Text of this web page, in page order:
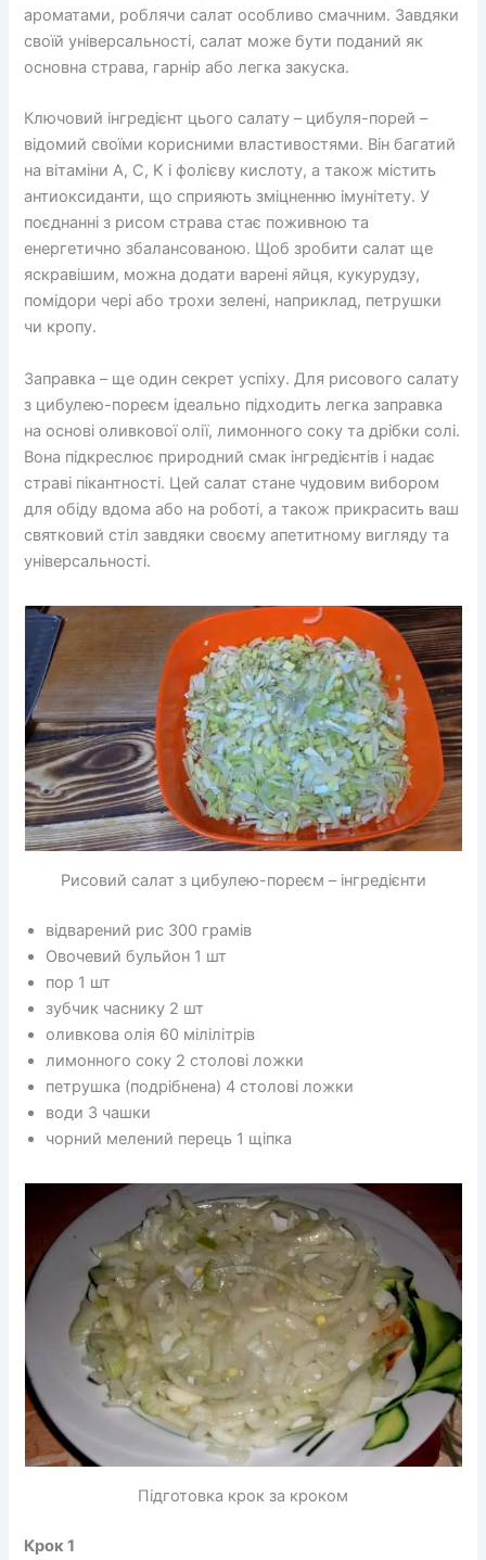
ароматами, роблячи салат особливо смачним. Завдяки
своїй універсальності, салат може бути поданий як
основна страва, гарнір або легка закуска.
Ключовий інгредієнт цього салату – цибуля-порей –
відомий своїми корисними властивостями. Він багатий
на вітаміни A, C, K і фолієву кислоту, а також містить
антиоксиданти, що сприяють зміцненню імунітету. У
поєднанні з рисом страва стає поживною та
енергетично збалансованою. Щоб зробити салат ще
яскравішим, можна додати варені яйця, кукурудзу,
помідори чері або трохи зелені, наприклад, петрушки
чи кропу.
Заправка – ще один секрет успіху. Для рисового салату
з цибулею-пореєм ідеально підходить легка заправка
на основі оливкової олії, лимонного соку та дрібки солі.
Вона підкреслює природний смак інгредієнтів і надає
страві пікантності. Цей салат стане чудовим вибором
для обіду вдома або на роботі, а також прикрасить ваш
святковий стіл завдяки своєму апетитному вигляду та
універсальності.
Рисовий салат з цибулею-пореєм – інгредієнти
відварений рис 300 грамів
Овочевий бульйон 1 шт
пор 1 шт
зубчик часнику 2 шт
оливкова олія 60 мілілітрів
лимонного соку 2 столові ложки
петрушка (подрібнена) 4 столові ложки
води 3 чашки
чорний мелений перець 1 щіпка
Підготовка крок за кроком
Крок 1